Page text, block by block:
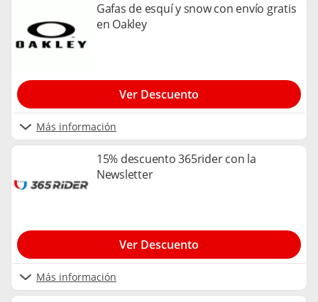
Gafas de esquí y snow con envío gratis
en Oakley
Más información
Ver Descuento
15% descuento 365rider con la
Newsletter
Más información
Ver Descuento